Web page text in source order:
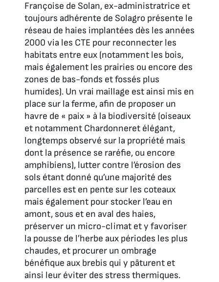
Françoise de Solan, ex-administratrice et
toujours adhérente de Solagro présente le
réseau de haies implantées dès les années
2000 via les CTE pour reconnecter les
habitats entre eux (notamment les bois,
mais également les prairies ou encore des
zones de bas-fonds et fossés plus
humides). Un vrai maillage est ainsi mis en
place sur la ferme, afin de proposer un
havre de « paix » à la biodiversité (oiseaux
et notamment Chardonneret élégant,
longtemps observé sur la propriété mais
dont la présence se raréfie, ou encore
amphibiens), lutter contre l’érosion des
sols étant donné qu’une majorité des
parcelles est en pente sur les coteaux
mais également pour stocker l’eau en
amont, sous et en aval des haies,
préserver un micro-climat et y favoriser
la pousse de l’herbe aux périodes les plus
chaudes, et procurer un ombrage
bénéfique aux brebis qui y pâturent et
ainsi leur éviter des stress thermiques.